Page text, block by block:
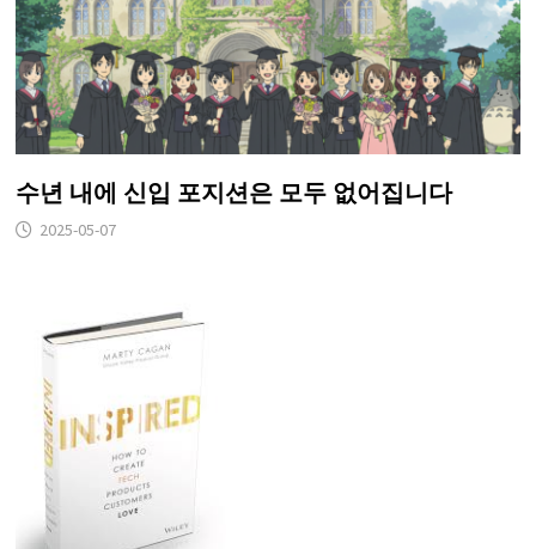
수년 내에 신입 포지션은 모두 없어집니다
2025-05-07